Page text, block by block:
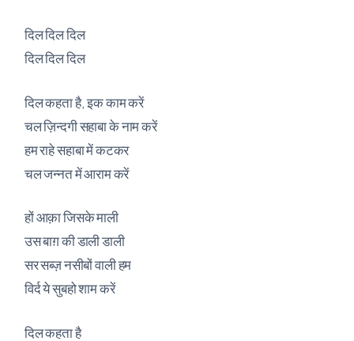
दिल दिल दिल
दिल दिल दिल
दिल कहता है, इक काम करें
चल ज़िन्दगी सहाबा के नाम करें
हम राहे सहाबा में कटकर
चल जन्नत में आराम करें
हों आक़ा जिसके माली
उस बाग़ की डाली डाली
सर सब्ज़ नसीबों वाली हम
विर्द ये सुबहो शाम करें
दिल कहता है